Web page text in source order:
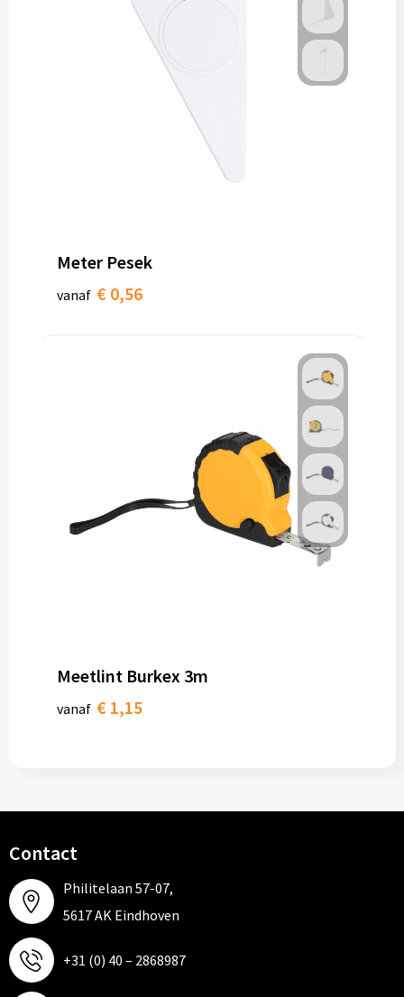
Meter Pesek
vanaf € 0,56
Meetlint Burkex 3m
vanaf € 1,15
Contact
Philitelaan 57-07,
5617 AK Eindhoven
+31 (0) 40 – 2868987